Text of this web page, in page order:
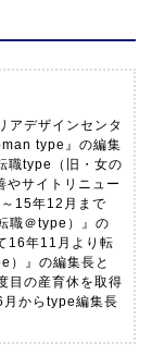
アデザインセンタ
type』の編集
職type（旧・女の
サイトリニュー
15年12月まで
職＠type）』の
16年11月より転
）』の編集長と
目の産育休を取得
からtype編集長